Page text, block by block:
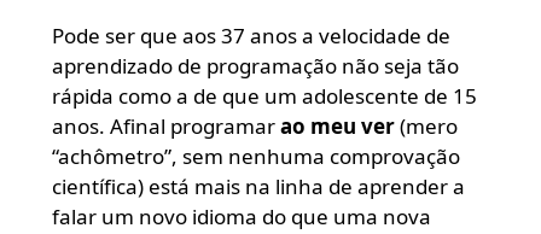
Pode ser que aos 37 anos a velocidade de
aprendizado de programação não seja tão
rápida como a de que um adolescente de 15
anos. Afinal programarao meu ver(mero
“achômetro”, sem nenhuma comprovação
científica) está mais na linha de aprender a
falar um novo idioma do que uma nova